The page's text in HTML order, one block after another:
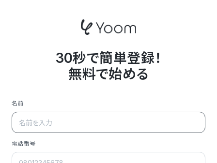
30秒で簡単登録！
無料で始める
名前
電話番号